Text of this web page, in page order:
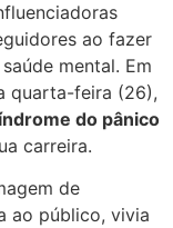
ao fazer
mental. Em
quarta-feira (26),
do pânico
carreira.
de
ao público, vivia